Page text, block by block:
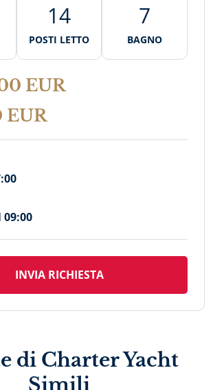
14
POSTI LETTO
7
BAGNO
EUR
EUR
09:00
INVIA RICHIESTA
di Charter Yacht
Simili